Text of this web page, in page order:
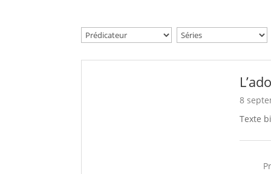
8
Texte